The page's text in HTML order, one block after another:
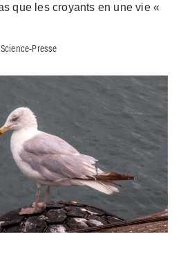
que les croyants en une vie «
Presse